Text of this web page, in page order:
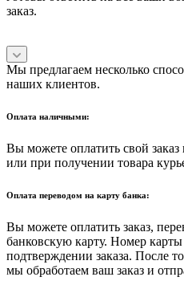
заказ.
Мы предлагаем несколько
наших клиентов.
Оплата наличными:
Вы можете оплатить свой
или при получении товара
Оплата переводом на карту банка:
Вы можете оплатить заказ,
банковскую карту. Номер карты
подтверждении заказа. После
мы обработаем ваш заказ и